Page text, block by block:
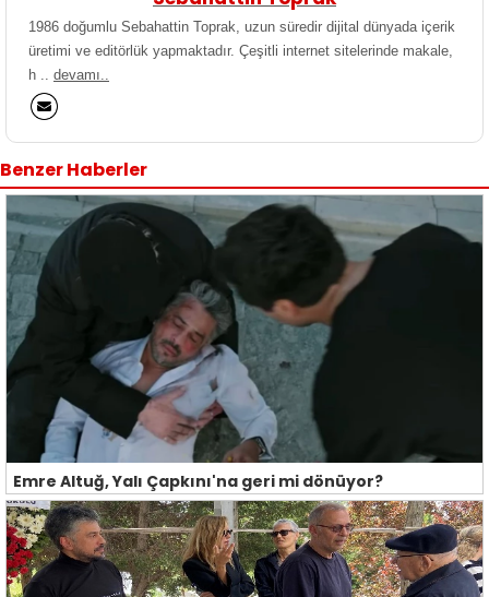
1986 doğumlu Sebahattin Toprak, uzun süredir dijital dünyada içerik
üretimi ve editörlük yapmaktadır. Çeşitli internet sitelerinde makale,
h .. devamı..
Benzer Haberler
Emre Altuğ, Yalı Çapkını'na geri mi dönüyor?